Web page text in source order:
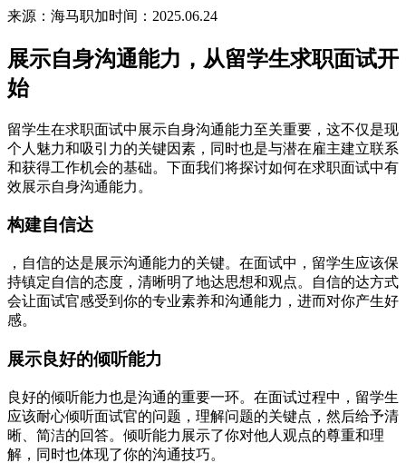
来源：海马职加时间：2025.06.24
展示自身沟通能力，从留学生求职面试开
始
留学生在求职面试中展示自身沟通能力至关重要，这不仅是现
个人魅力和吸引力的关键因素，同时也是与潜在雇主建立联系
和获得工作机会的基础。下面我们将探讨如何在求职面试中有
效展示自身沟通能力。
构建自信达
，自信的达是展示沟通能力的关键。在面试中，留学生应该保
持镇定自信的态度，清晰明了地达思想和观点。自信的达方式
会让面试官感受到你的专业素养和沟通能力，进而对你产生好
感。
展示良好的倾听能力
良好的倾听能力也是沟通的重要一环。在面试过程中，留学生
应该耐心倾听面试官的问题，理解问题的关键点，然后给予清
晰、简洁的回答。倾听能力展示了你对他人观点的尊重和理
解，同时也体现了你的沟通技巧。